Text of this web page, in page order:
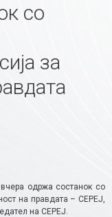
со
за
одржа состанок со
на правдата – СЕРЕЈ,
на СЕРЕЈ.